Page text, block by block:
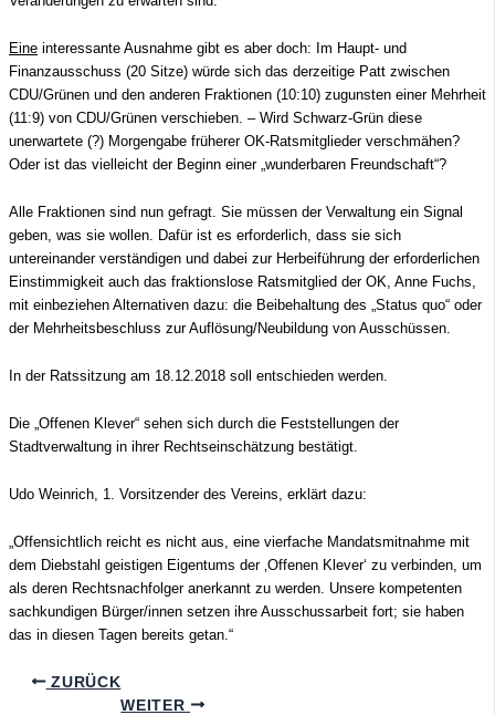
Eine interessante Ausnahme gibt es aber doch: Im Haupt- und
Finanzausschuss (20 Sitze) würde sich das derzeitige Patt zwischen
CDU/Grünen und den anderen Fraktionen (10:10) zugunsten einer Mehrheit
(11:9) von CDU/Grünen verschieben. – Wird Schwarz-Grün diese
unerwartete (?) Morgengabe früherer OK-Ratsmitglieder verschmähen?
Oder ist das vielleicht der Beginn einer „wunderbaren Freundschaft“?
Alle Fraktionen sind nun gefragt. Sie müssen der Verwaltung ein Signal
geben, was sie wollen. Dafür ist es erforderlich, dass sie sich
untereinander verständigen und dabei zur Herbeiführung der erforderlichen
Einstimmigkeit auch das fraktionslose Ratsmitglied der OK, Anne Fuchs,
mit einbeziehen Alternativen dazu: die Beibehaltung des „Status quo“ oder
der Mehrheitsbeschluss zur Auflösung/Neubildung von Ausschüssen.
In der Ratssitzung am 18.12.2018 soll entschieden werden.
Die „Offenen Klever“ sehen sich durch die Feststellungen der
Stadtverwaltung in ihrer Rechtseinschätzung bestätigt.
Udo Weinrich, 1. Vorsitzender des Vereins, erklärt dazu:
„Offensichtlich reicht es nicht aus, eine vierfache Mandatsmitnahme mit
dem Diebstahl geistigen Eigentums der ‚Offenen Klever‘ zu verbinden, um
als deren Rechtsnachfolger anerkannt zu werden. Unsere kompetenten
sachkundigen Bürger/innen setzen ihre Ausschussarbeit fort; sie haben
das in diesen Tagen bereits getan.“
ZURÜCK
WEITER